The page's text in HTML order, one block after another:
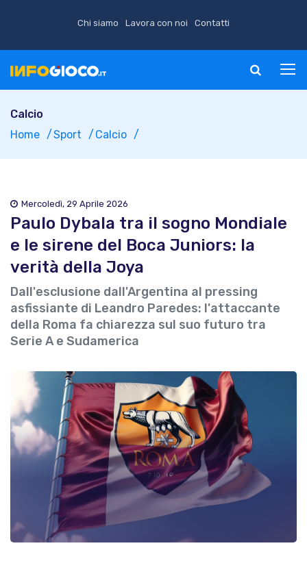
Chi siamo Lavora con noi Contatti
Calcio
Home
Sport Calcio
Mercoledì, 29 Aprile 2026
Paulo Dybala tra il sogno Mondiale
e le sirene del Boca Juniors: la
verità della Joya
Dall'esclusione dall'Argentina al pressing
asfissiante di Leandro Paredes: l'attaccante
della Roma fa chiarezza sul suo futuro tra
Serie A e Sudamerica